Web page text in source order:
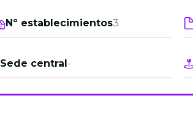
Nº establecimientos3
Sede central -